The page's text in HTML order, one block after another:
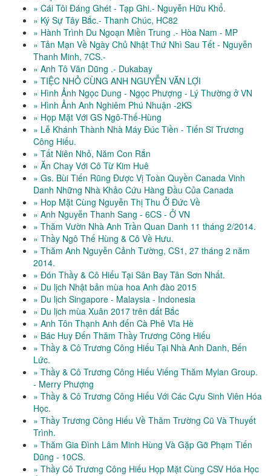
» Cái Tôi Đáng Ghét - Tạp Ghi.- Nguyễn Hữu Khổ.
» Ký Sự Tây Bắc.- Thanh Chúc, HC82
» Hành Trình Du Ngoạn Miền Trung .- Hòa Nam - MP
» Tản Mạn Về Ngày Chủ Nhật Thứ Nhì Sau Tết - Nguyễn
Thanh Minh, 7CS.-
» Anh Tô Văn Dũng .- Dukabay
» TIỆC NHỎ CÙNG ANH NGUYỄN VĂN LỢI
» Hình Ảnh Ngọc Dung - Ngọc Phượng - Lý Thường ở VN
» Hình Ảnh Anh Nghiêm Phú Nhuận -2KS
» Họp Mặt Với GS Ngô-Thế-Hùng
» Lễ Khánh Thành Nhà Máy Đúc Tiền - Tiến Sĩ Trương
Công Hiếu.
» Tất Niên Nhỏ, Năm Con Rắn
» Ăn Chay Với Cô Từ Kim Huê
» Gs. Bùi Tiến Rũng Được Vị Toàn Quyền Canada Vinh
Danh Những Nhà Khảo Cứu Hàng Đầu Của Canada
» Hop Mặt Cùng Nguyễn Thị Thu Ở Đức Về
» Anh Nguyễn Thanh Sang - 6CS - Ở VN
» Thăm Vườn Nhà Anh Trần Quan Danh 11 tháng 2/2014.
» Thầy Ngô Thế Hùng & Cô Về Hưu.
» Thăm Anh Nguyễn Cảnh Tường, CS1, 27 tháng 2 năm
2014.
» Đón Thầy & Cô Hiếu Tại Sân Bay Tân Sơn Nhất.
» Du lịch Nhật bản mùa hoa Anh đào 2015
» Du lịch Singapore - Malaysia - Indonesia
» Du lịch mùa Xuân 2017 trên đất Bắc
» Anh Tôn Thạnh Anh đến Cà Phê Vĩa Hè
» Bác Huy Đến Thăm Thầy Trương Công Hiếu
» Thầy & Cô Trương Công Hiếu Tại Nhà Anh Danh, Bến
Lức.
» Thầy & Cô Trương Công Hiếu Viếng Thăm Mylan Group.
- Merry Phượng
» Thầy & Cô Trương Công Hiếu Với Các Cựu Sinh Viên Hóa
Học.
» Thầy Trương Công Hiếu Về Thăm Trường Cũ Và Thuyết
Trình.
» Thăm Gia Đình Lâm Minh Hùng Và Gặp Gỡ Phạm Tiến
Dũng - 10CS.
» Thầy Cô Trương Công Hiếu Họp Mặt Cùng CSV Hóa Học